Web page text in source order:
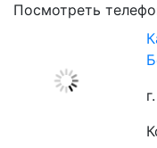
Посмотреть